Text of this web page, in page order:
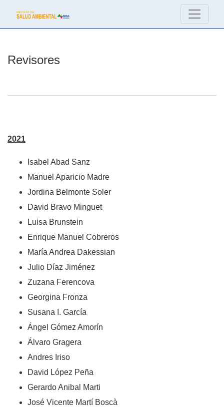
Revisores
2021
Isabel Abad Sanz
Manuel Aparicio Madre
Jordina Belmonte Soler
David Bravo Minguet
Luisa Brunstein
Enrique Manuel Cobreros
María Andrea Dakessian
Julio Díaz Jiménez
Zuzana Ferencova
Georgina Fronza
Susana I. García
Ángel Gómez Amorín
Álvaro Gragera
Andres Iriso
David López Peña
Gerardo Anibal Marti
José Vicente Martí Boscà